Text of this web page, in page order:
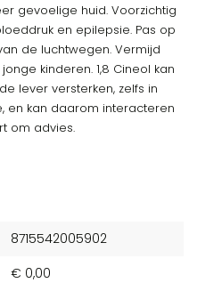
gevoelige huid. Voorzichtig
en epilepsie. Pas op
de luchtwegen. Vermijd
kinderen. 1,8 Cineol kan
lever versterken, zelfs in
en kan daarom interacteren
om advies.
8715542005902
€ 0,00